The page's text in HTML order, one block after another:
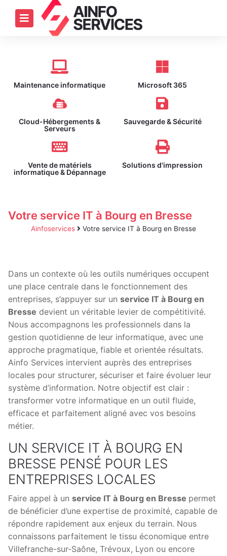
Maintenance informatique Microsoft 365
Cloud-Hébergements &
Serveurs
Sauvegarde & Sécurité
Vente de matériels
informatique & Dépannage
Solutions d'impression
Votre service IT à Bourg en Bresse
Ainfoservices Votre service IT à Bourg en Bresse
Dans un contexte où les outils numériques occupent
une place centrale dans le fonctionnement des
entreprises, s’appuyer sur un service IT à Bourg en
Bresse devient un véritable levier de compétitivité.
Nous accompagnons les professionnels dans la
gestion quotidienne de leur informatique, avec une
approche pragmatique, fiable et orientée résultats.
Ainfo Services intervient auprès des entreprises
locales pour structurer, sécuriser et faire évoluer leur
système d’information. Notre objectif est clair :
transformer votre informatique en un outil fluide,
efficace et parfaitement aligné avec vos besoins
métier.
UN SERVICE IT À BOURG EN
BRESSE PENSÉ POUR LES
ENTREPRISES LOCALES
Faire appel à un service IT à Bourg en Bresse permet
de bénéficier d’une expertise de proximité, capable de
répondre rapidement aux enjeux du terrain. Nous
connaissons parfaitement le tissu économique entre
Villefranche-sur-Saône, Trévoux, Lyon ou encore